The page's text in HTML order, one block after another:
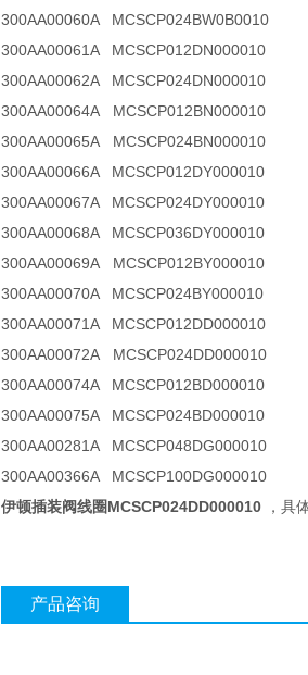
300AA00060A MCSCP024BW0B0010
300AA00061A MCSCP012DN000010
300AA00062A MCSCP024DN000010
300AA00064A MCSCP012BN000010
300AA00065A MCSCP024BN000010
300AA00066A MCSCP012DY000010
300AA00067A MCSCP024DY000010
300AA00068A MCSCP036DY000010
300AA00069A MCSCP012BY000010
300AA00070A MCSCP024BY000010
300AA00071A MCSCP012DD000010
300AA00072A MCSCP024DD000010
300AA00074A MCSCP012BD000010
300AA00075A MCSCP024BD000010
300AA00281A MCSCP048DG000010
300AA00366A MCSCP100DG000010
伊顿插装阀线圈MCSCP024DD000010
， 具
产品咨询